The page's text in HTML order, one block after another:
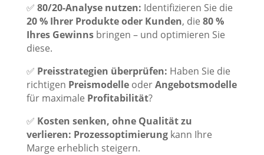
✅ 80/20-Analyse nutzen: Identifizieren Sie die
20 % Ihrer Produkte oder Kunden, die 80 %
Ihres Gewinnsbringen – und optimieren Sie
diese.
✅ Preisstrategien überprüfen: Haben Sie die
richtigen PreismodelleoderAngebotsmodelle
für maximale Profitabilität?
✅ Kosten senken, ohne Qualität zu
verlieren: Prozessoptimierungkann Ihre
Marge erheblich steigern.